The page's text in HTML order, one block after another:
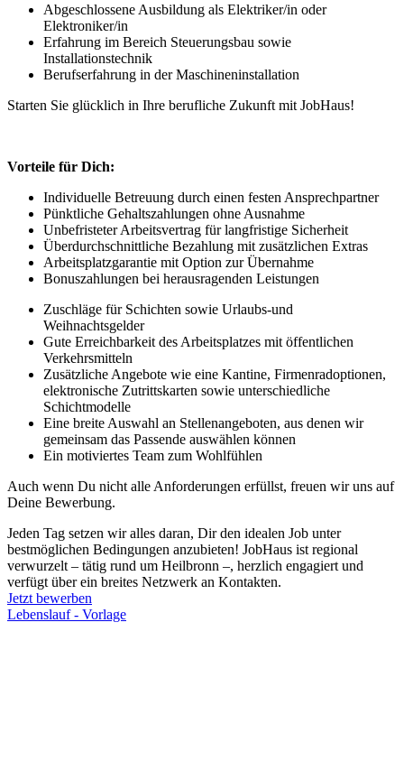
Abgeschlossene Ausbildung als Elektriker/in oder
Elektroniker/in
Erfahrung im Bereich Steuerungsbau sowie
Installationstechnik
Berufserfahrung in der Maschineninstallation
Starten Sie glücklich in Ihre berufliche Zukunft mit JobHaus!
Vorteile für Dich:
Individuelle Betreuung durch einen festen Ansprechpartner
Pünktliche Gehaltszahlungen ohne Ausnahme
Unbefristeter Arbeitsvertrag für langfristige Sicherheit
Überdurchschnittliche Bezahlung mit zusätzlichen Extras
Arbeitsplatzgarantie mit Option zur Übernahme
Bonuszahlungen bei herausragenden Leistungen
Zuschläge für Schichten sowie Urlaubs-und
Weihnachtsgelder
Gute Erreichbarkeit des Arbeitsplatzes mit öffentlichen
Verkehrsmitteln
Zusätzliche Angebote wie eine Kantine, Firmenradoptionen,
elektronische Zutrittskarten sowie unterschiedliche
Schichtmodelle
Eine breite Auswahl an Stellenangeboten, aus denen wir
gemeinsam das Passende auswählen können
Ein motiviertes Team zum Wohlfühlen
Auch wenn Du nicht alle Anforderungen erfüllst, freuen wir uns auf
Deine Bewerbung.
Jeden Tag setzen wir alles daran, Dir den idealen Job unter
bestmöglichen Bedingungen anzubieten! JobHaus ist regional
verwurzelt – tätig rund um Heilbronn –, herzlich engagiert und
verfügt über ein breites Netzwerk an Kontakten.
Jetzt bewerben
Lebenslauf - Vorlage